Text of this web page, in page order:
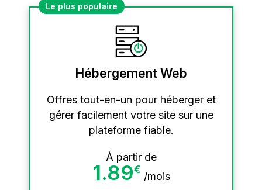
Le plus populaire
Hébergement Web
Offres tout-en-un pour héberger et
gérer facilement votre site sur une
plateforme fiable.
À partir de
1.89€
/mois